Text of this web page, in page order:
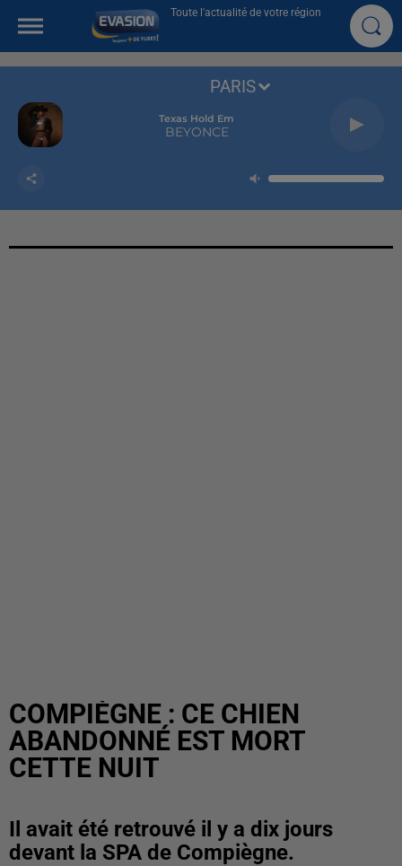
Toute l'actualité de votre région
Texas Hold Em
BEYONCE
PARIS
COMPIÈGNE : CE CHIEN
ABANDONNÉ EST MORT
CETTE NUIT
Il avait été retrouvé il y a dix jours
devant la SPA de Compiègne.